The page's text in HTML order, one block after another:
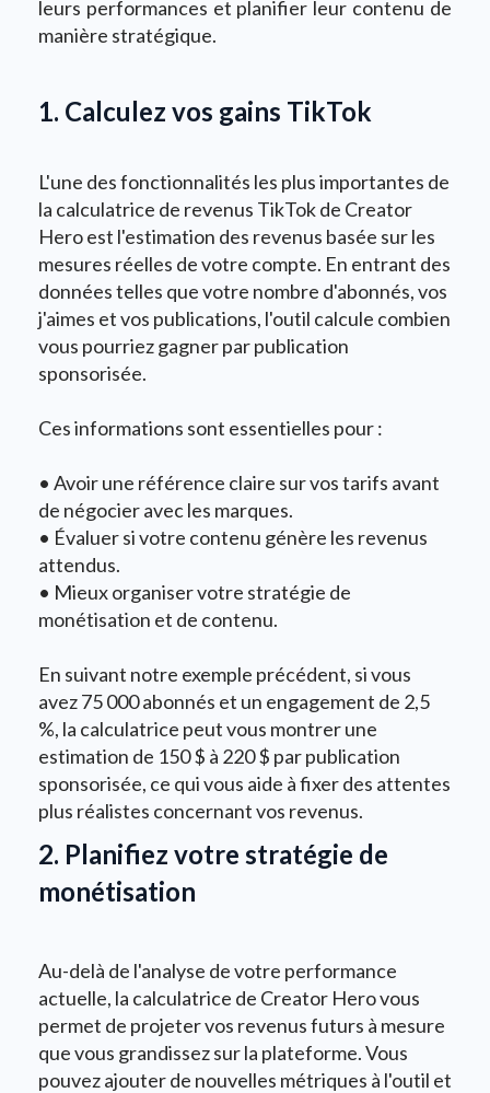
leurs performances et planifier leur contenu de
manière stratégique.
1. Calculez vos gains TikTok
L'une des fonctionnalités les plus importantes de
la calculatrice de revenus TikTok de Creator
Hero est l'estimation des revenus basée sur les
mesures réelles de votre compte. En entrant des
données telles que votre nombre d'abonnés, vos
j'aimes et vos publications, l'outil calcule combien
vous pourriez gagner par publication
sponsorisée.
Ces informations sont essentielles pour :
• Avoir une référence claire sur vos tarifs avant
de négocier avec les marques.
• Évaluer si votre contenu génère les revenus
attendus.
• Mieux organiser votre stratégie de
monétisation et de contenu.
En suivant notre exemple précédent, si vous
avez 75 000 abonnés et un engagement de 2,5
%, la calculatrice peut vous montrer une
estimation de 150 $ à 220 $ par publication
sponsorisée, ce qui vous aide à fixer des attentes
plus réalistes concernant vos revenus.
2. Planifiez votre stratégie de
monétisation
Au-delà de l'analyse de votre performance
actuelle, la calculatrice de Creator Hero vous
permet de projeter vos revenus futurs à mesure
que vous grandissez sur la plateforme. Vous
pouvez ajouter de nouvelles métriques à l'outil et